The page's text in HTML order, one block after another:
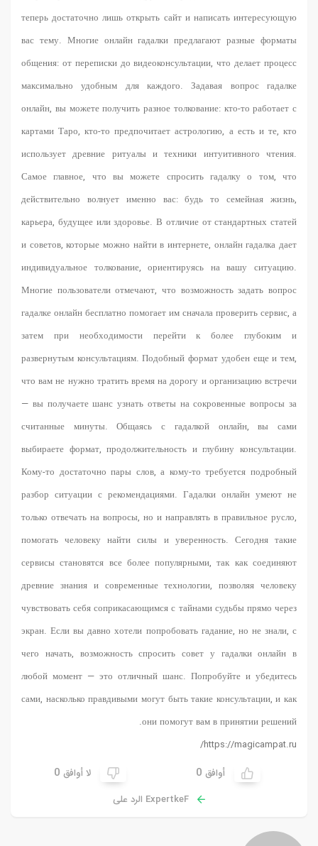
теперь достаточно лишь открыть сайт и написать интересующую
вас тему. Многие онлайн гадалки предлагают разные форматы
общения: от переписки до видеоконсультации, что делает процесс
максимально удобным для каждого. Задавая вопрос гадалке
онлайн, вы можете получить разное толкование: кто-то работает с
картами Таро, кто-то предпочитает астрологию, а есть и те, кто
использует древние ритуалы и техники интуитивного чтения.
Самое главное, что вы можете спросить гадалку о том, что
действительно волнует именно вас: будь то семейная жизнь,
карьера, будущее или здоровье. В отличие от стандартных статей
и советов, которые можно найти в интернете, онлайн гадалка дает
индивидуальное толкование, ориентируясь на вашу ситуацию.
Многие пользователи отмечают, что возможность задать вопрос
гадалке онлайн бесплатно помогает им сначала проверить сервис, а
затем при необходимости перейти к более глубоким и
развернутым консультациям. Подобный формат удобен еще и тем,
что вам не нужно тратить время на дорогу и организацию встречи
— вы получаете шанс узнать ответы на сокровенные вопросы за
считанные минуты. Общаясь с гадалкой онлайн, вы сами
выбираете формат, продолжительность и глубину консультации.
Кому-то достаточно пары слов, а кому-то требуется подробный
разбор ситуации с рекомендациями. Гадалки онлайн умеют не
только отвечать на вопросы, но и направлять в правильное русло,
помогать человеку найти силы и уверенность. Сегодня такие
сервисы становятся все более популярными, так как соединяют
древние знания и современные технологии, позволяя человеку
чувствовать себя соприкасающимся с тайнами судьбы прямо через
экран. Если вы давно хотели попробовать гадание, но не знали, с
чего начать, возможность спросить совет у гадалки онлайн в
любой момент — это отличный шанс. Попробуйте и убедитесь
сами, насколько правдивыми могут быть такие консультации, и как
они помогут вам в принятии решений.
https://magicampat.ru/
أوافق 0 لا أوافق 0
ExpertkeF الرد على